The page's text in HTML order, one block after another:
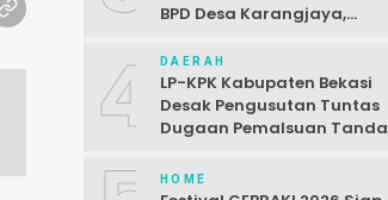
BPD Desa Karangjaya,
4 DAERAH
LP-KPK Kabupaten Bekasi
Desak Pengusutan Tuntas
Dugaan Pemalsuan Tanda
Karangjaya
HOME